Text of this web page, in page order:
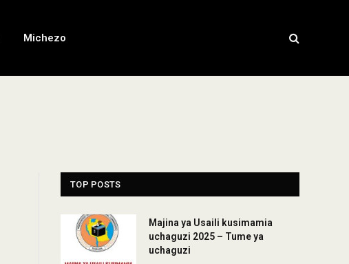
Michezo
TOP POSTS
Majina ya Usaili kusimamia
uchaguzi 2025 – Tume ya
uchaguzi